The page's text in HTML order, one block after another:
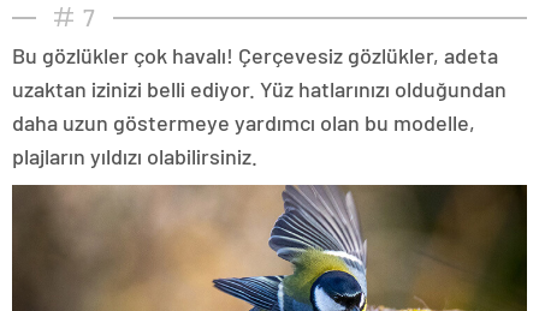
7
Bu gözlükler çok havalı! Çerçevesiz gözlükler, adeta
uzaktan izinizi belli ediyor. Yüz hatlarınızı olduğundan
daha uzun göstermeye yardımcı olan bu modelle,
plajların yıldızı olabilirsiniz.